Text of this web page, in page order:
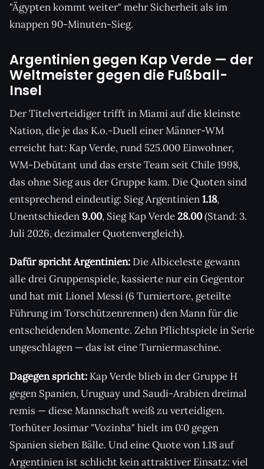
"Ägypten kommt weiter" mehr Sicherheit als im
knappen 90-Minuten-Sieg.
Argentinien gegen Kap Verde — der
Weltmeister gegen die Fußball-
Insel
Der Titelverteidiger trifft in Miami auf die kleinste
Nation, die je das K.o.-Duell einer Männer-WM
erreicht hat: Kap Verde, rund 525.000 Einwohner,
WM-Debütant und das erste Team seit Chile 1998,
das ohne Sieg aus der Gruppe kam. Die Quoten sind
entsprechend eindeutig: Sieg Argentinien1.18,
Unentschieden9.00, Sieg Kap Verde28.00(Stand: 3.
Juli 2026, dezimaler Quotenvergleich).
Dafür spricht Argentinien: Die Albiceleste gewann
alle drei Gruppenspiele, kassierte nur ein Gegentor
und hat mit Lionel Messi (6 Turniertore, geteilte
Führung im Torschützenrennen) den Mann für die
entscheidenden Momente. Zehn Pflichtspiele in Serie
ungeschlagen — das ist eine Turniermaschine.
Dagegen spricht: Kap Verde blieb in der Gruppe H
gegen Spanien, Uruguay und Saudi-Arabien dreimal
remis — diese Mannschaft weiß zu verteidigen.
Torhüter Josimar "Vozinha" hielt im 0:0 gegen
Spanien sieben Bälle. Und eine Quote von 1.18 auf
Argentinien ist schlicht kein attraktiver Einsatz: viel